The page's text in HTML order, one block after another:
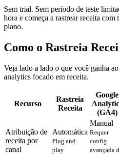
Sem trial. Sem período de teste
hora e começa a rastrear receita
plano.
Como o Rastreia
Veja lado a lado o que você ganha
analytics focado em receita.
Recurso
Rastreia
Receita
Google
(GA4)
Atribuição de
receita por
canal
Automática
Plug and
play
Manual
Requer
config
avançada